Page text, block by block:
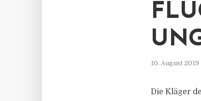
10. August 2019
Die Kläger